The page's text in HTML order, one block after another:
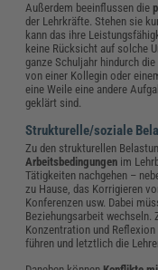
Außerdem beeinflussen die
der Lehrkräfte. Stehen sie
kann das ihre
keine Rücksicht auf solche
ganze Schuljahr hindurch
von einer Kollegin oder
eine Weile eine andere
geklärt sind.
Strukturelle/soziale
Zu den strukturellen
Arbeitsbedingungen im
Tätigkeiten nachgehen –
zu Hause, das Korrigieren
Konferenzen usw. Dabei
Beziehungsarbeit
Konzentration und
führen und letztlich die